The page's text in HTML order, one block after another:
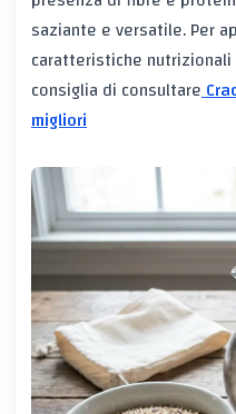
saziante e versatile. Per
caratteristiche
consiglia di consultare
migliori